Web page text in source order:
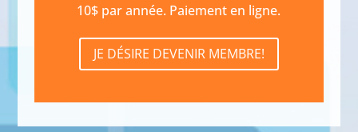
10$ par année. Paiement en ligne.
JE DÉSIRE DEVENIR MEMBRE!